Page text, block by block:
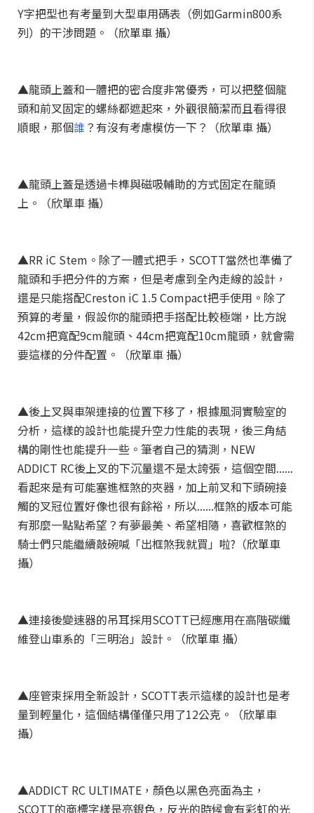
Y字把型也有考量到大型車用碼表（例如Garmin800系
列）的干涉問題。（欣單車 攝）
▲龍頭上蓋和一體把的密合度非常優秀，可以把整個龍
頭和前叉固定的螺絲都遮起來，外觀很簡潔而且看得很
順眼，那個誰 ？有沒有考慮模仿一下？（欣單車 攝）
▲龍頭上蓋是透過卡榫與磁吸輔助的方式固定在龍頭
上。（欣單車 攝）
▲RR iC Stem。除了一體式把手，SCOTT當然也準備了
龍頭和手把分件的方案，但是考慮到全內走線的設計，
還是只能搭配Creston iC 1.5 Compact把手使用。除了
預算的考量，假設你的龍頭把手搭配比較極端，比方說
42cm把寬配9cm龍頭、44cm把寬配10cm龍頭，就會需
要這樣的分件配置。（欣單車 攝）
▲後上叉與車架連接的位置下移了，根據風洞實驗室的
分析，這樣的設計也能提升空力性能的表現，後三角結
構的剛性也能提升一些。筆者自己的猜測，NEW
ADDICT RC後上叉的下沉量還不是太誇張，這個空間......
看起來是有可能塞進框煞的夾器，加上前叉和下頭碗接
觸的叉冠位置好像也很有餘裕，所以......框煞的版本可能
有那麼一點點希望？有夢最美、希望相隨，喜歡框煞的
騎士們只能繼續敲碗喊「出框煞我就買」啦?（欣單車
攝）
▲連接後變速器的吊耳採用SCOTT已經應用在高階碳纖
維登山車系的「三明治」設計。（欣單車 攝）
▲座管束採用全新設計，SCOTT表示這樣的設計也是考
量到輕量化，這個結構僅僅只用了12公克。（欣單車
攝）
▲ADDICT RC ULTIMATE，顏色以黑色亮面為主，
SCOTT的商標字樣是亮銀色，反光的時候會有彩虹的光